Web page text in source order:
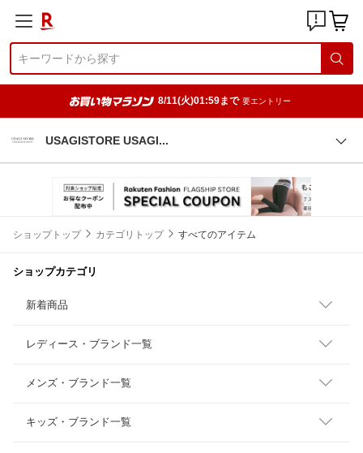
8/11(火)01:59まで 要エントリー
USAGISTORE USAGI
ショップトップ カテゴリトップ すべてのアイテム
ショップカテゴリ
新着商品
レディース・ブランド一覧
メンズ・ブランド一覧
キッズ・ブランド一覧